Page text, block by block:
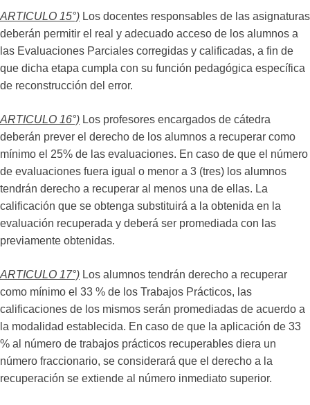
ARTICULO 15°) Los docentes responsables de las asignaturas
deberán permitir el real y adecuado acceso de los alumnos a
las Evaluaciones Parciales corregidas y calificadas, a fin de
que dicha etapa cumpla con su función pedagógica específica
de reconstrucción del error.
ARTICULO 16°) Los profesores encargados de cátedra
deberán prever el derecho de los alumnos a recuperar como
mínimo el 25% de las evaluaciones. En caso de que el número
de evaluaciones fuera igual o menor a 3 (tres) los alumnos
tendrán derecho a recuperar al menos una de ellas. La
calificación que se obtenga substituirá a la obtenida en la
evaluación recuperada y deberá ser promediada con las
previamente obtenidas.
ARTICULO 17°) Los alumnos tendrán derecho a recuperar
como mínimo el 33 % de los Trabajos Prácticos, las
calificaciones de los mismos serán promediadas de acuerdo a
la modalidad establecida. En caso de que la aplicación de 33
% al número de trabajos prácticos recuperables diera un
número fraccionario, se considerará que el derecho a la
recuperación se extiende al número inmediato superior.